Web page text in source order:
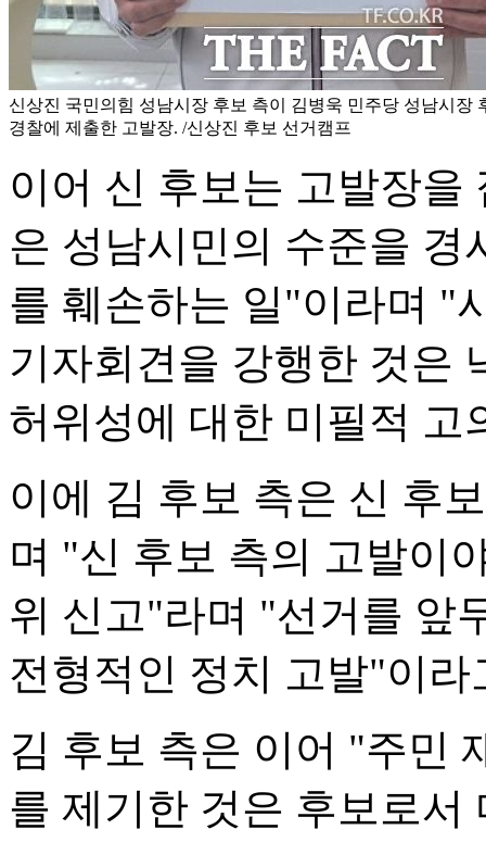
신상진 국민의힘 성남시장 후보 측이 김병욱 민주당 성남시장
경찰에 제출한 고발장. /신상진 후보 선거캠프
이어 신 후보는 고발장
은 성남시민의 수준을 경
를 훼손하는 일"이라며 "
기자회견을 강행한 것은
허위성에 대한 미필적 고
이에 김 후보 측은 신 후
며 "신 후보 측의 고발이
위 신고"라며 "선거를 앞
전형적인 정치 고발"이라
김 후보 측은 이어 "주민
를 제기한 것은 후보로